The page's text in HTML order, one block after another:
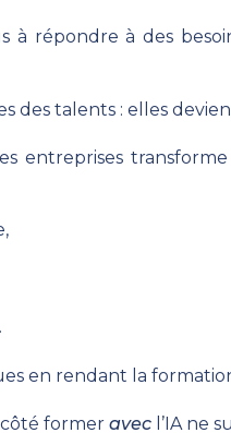
répondre à des
des talents : elles
entreprises
en rendant la
côté former avec l’IA ne